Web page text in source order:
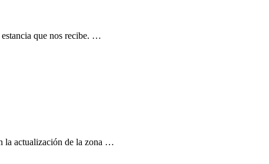
estancia que nos recibe. …
la actualización de la zona …